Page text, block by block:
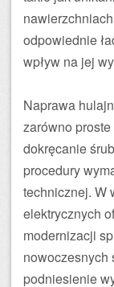
odpowiednie
wpływ na jej
Naprawa
zarówno
dokręcanie
procedury
technicznej. W
elektrycznych
modernizacji
nowoczesnych
podniesienie